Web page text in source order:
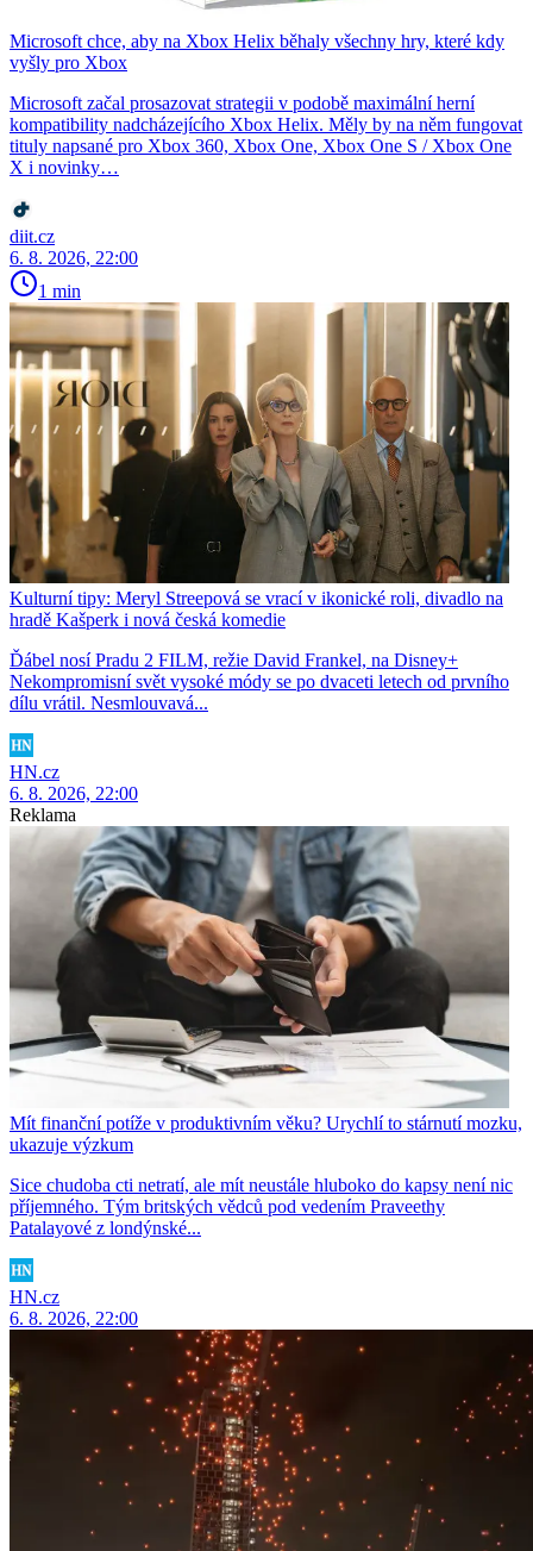
Microsoft chce, aby na Xbox Helix běhaly všechny hry, které kdy
vyšly pro Xbox
Microsoft začal prosazovat strategii v podobě maximální herní
kompatibility nadcházejícího Xbox Helix. Měly by na něm fungovat
tituly napsané pro Xbox 360, Xbox One, Xbox One S / Xbox One
X i novinky…
diit.cz
6. 8. 2026, 22:00
1 min
Kulturní tipy: Meryl Streepová se vrací v ikonické roli, divadlo na
hradě Kašperk i nová česká komedie
Ďábel nosí Pradu 2 FILM, režie David Frankel, na Disney+
Nekompromisní svět vysoké módy se po dvaceti letech od prvního
dílu vrátil. Nesmlouvavá...
HN.cz
6. 8. 2026, 22:00
Reklama
Mít finanční potíže v produktivním věku? Urychlí to stárnutí mozku,
ukazuje výzkum
Sice chudoba cti netratí, ale mít neustále hluboko do kapsy není nic
příjemného. Tým britských vědců pod vedením Praveethy
Patalayové z londýnské...
HN.cz
6. 8. 2026, 22:00